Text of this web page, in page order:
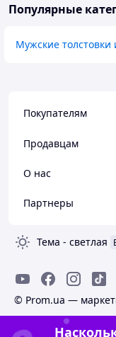
Популярные
Мужские толстовки
Покупателям
Продавцам
О нас
Партнеры
Тема - светлая
© Prom.ua —